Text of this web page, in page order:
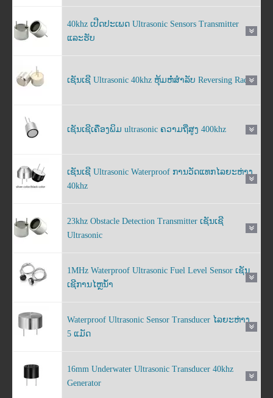
40khz ເປີດປະເພດ Ultrasonic Sensors Transmitter
ແລະຮັບ
ເຊັນເຊີ Ultrasonic 40khz ຫຸ້ມຫໍ່ສໍາລັບ Reversing Radar
ເຊັນເຊີເຄື່ອງພິມ ultrasonic ຄວາມຖີ່ສູງ 400khz
ເຊັນເຊີ Ultrasonic Waterproof ການວັດແທກໄລຍະຫ່າງ
40khz
23khz Obstacle Detection Transmitter ເຊັນເຊີ
Ultrasonic
1MHz Waterproof Ultrasonic Fuel Level Sensor ເຊັນ
ເຊີການໄຫຼນ້ໍາ
Waterproof Ultrasonic Sensor Transducer ໄລຍະຫ່າງ
5 ແມັດ
16mm Underwater Ultrasonic Transducer 40khz
Generator